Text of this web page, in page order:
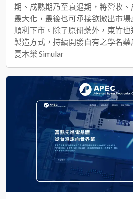
期、成熟期乃至衰退期，將營收
最大化，最後也可承接欲撤出市
順利下市。除了原研藥外，東竹
製造方式，持續開發自有之學名藥
夏木樂 Simular